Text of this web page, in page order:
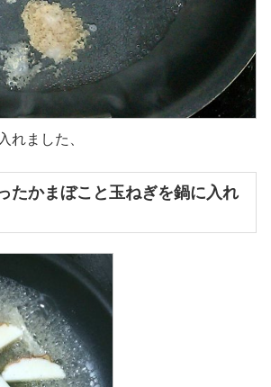
れました、
たかまぼこと玉ねぎを鍋に入れ